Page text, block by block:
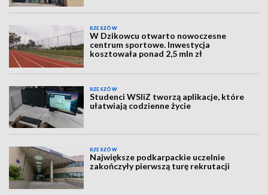
RZESZÓW
W Dzikowcu otwarto nowoczesne
centrum sportowe. Inwestycja
kosztowała ponad 2,5 mln zł
RZESZÓW
Studenci WSIiZ tworzą aplikacje, które
ułatwiają codzienne życie
RZESZÓW
Największe podkarpackie uczelnie
zakończyły pierwszą turę rekrutacji